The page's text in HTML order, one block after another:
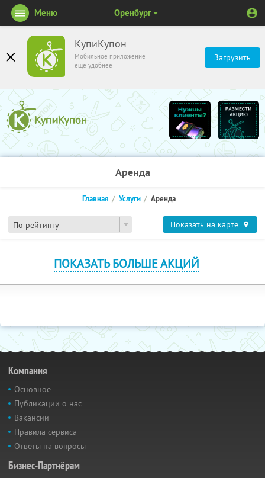
КупиКупон
Мобильное приложение
ещё удобнее
Загрузить
Меню Оренбург
Аренда
По рейтингу
Главная Услуги Аренда
Показать на карте
ПОКАЗАТЬ БОЛЬШЕ АКЦИЙ
Компания
Основное
Публикации о нас
Вакансии
Правила сервиса
Ответы на вопросы
Бизнес-Партнёрам